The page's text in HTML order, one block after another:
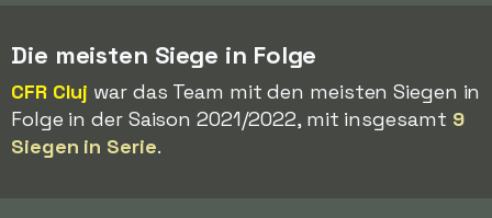
Die meisten Siege in Folge
CFR Cluj war das Team mit den meisten Siegen in
Folge in der Saison 2021/2022, mit insgesamt 9
Siegen in Serie.